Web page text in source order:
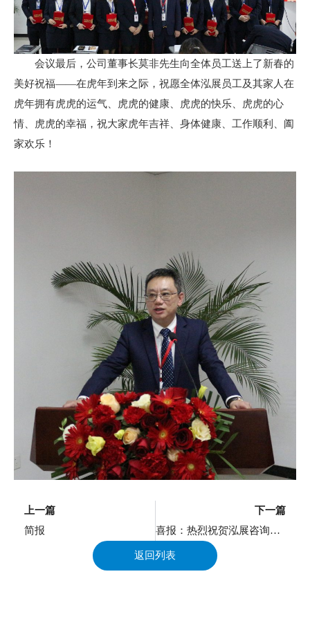
会议最后，公司董事长莫非先生向全体员工送上了新春的
美好祝福——在虎年到来之际，祝愿全体泓展员工及其家人在
虎年拥有虎虎的运气、虎虎的健康、虎虎的快乐、虎虎的心
情、虎虎的幸福，祝大家虎年吉祥、身体健康、工作顺利、阖
家欢乐！
上一篇
简报
下一篇
喜报：热烈祝贺泓展咨询获重庆市招标投标协会 “转型升级示范单位”荣誉称号
返回列表